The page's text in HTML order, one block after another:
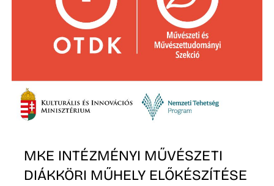
MKE INTÉZMÉNYI MŰVÉSZETI
DIÁKKÖRI MŰHELY ELŐKÉSZÍTÉSE